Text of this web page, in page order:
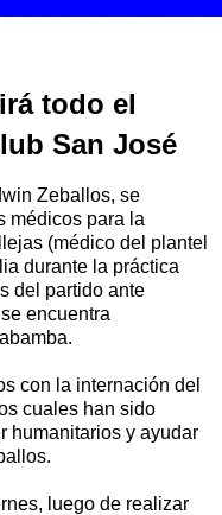
todo el
San José
Zeballos, se
médicos para la
(médico del plantel
durante la práctica
del partido ante
encuentra
con la internación del
cuales han sido
humanitarios y ayudar
luego de realizar